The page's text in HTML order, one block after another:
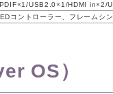
USB2.0×1/HDMI in×2/
コントローラー、フレームシ
OS）